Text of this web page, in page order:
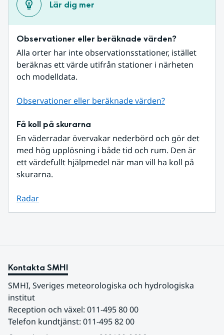
Lär dig mer
Observationer eller beräknade värden?
Alla orter har inte observationsstationer, istället
beräknas ett värde utifrån stationer i närheten
och modelldata.
Observationer eller beräknade värden?
Få koll på skurarna
En väderradar övervakar nederbörd och gör det
med hög upplösning i både tid och rum. Den är
ett värdefullt hjälpmedel när man vill ha koll på
skurarna.
Radar
Kontakta SMHI
SMHI, Sveriges meteorologiska och hydrologiska
institut
Reception och växel: 011-495 80 00
Telefon kundtjänst: 011-495 82 00